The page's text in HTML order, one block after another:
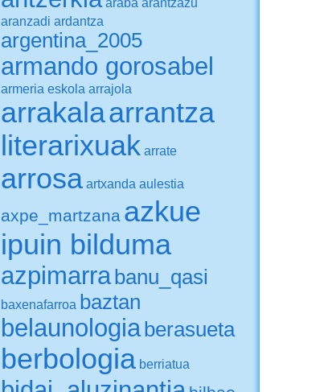
aranzadi ardantza
argentina_2005
armando gorosabel
armeria eskola arrajola
arrakalaarrantza
literarixuak arrate
arrosa artxanda aulestia
axpe_martzana azkue
ipuin bilduma
azpimarra banu_qasi
baxenafarroa baztan
belaunologia berasueta
berbologia berriatua